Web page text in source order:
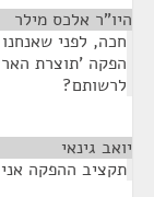
היו"ר אלכס מילר
חכה, לפני
הפקה 'תוצרת
לרשותם?
יואב גינאי
תקציב ההפקה אני